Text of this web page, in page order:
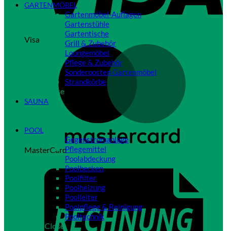
Visa
MasterCard
GARTENMÖBEL
Gartenmöbel-Auflagen
Gartenstühle
Gartentische
Grill & Zubehör
Loungemöbel
Pflege & Zubehör
Sonderposten Gartenmöbel
Strandkörbe
Close
SAUNA
POOL
Gegenstromanlage
Pflegemittel
Poolabdeckung
Poolbecken
Poolfilter
Poolheizung
Poolleiter
Poolpflege & Reinigung
Pooltechnik
Close